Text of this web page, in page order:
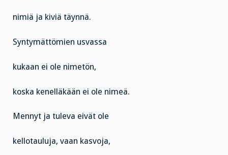
nimiä ja kiviä täynnä.
Syntymättömien usvassa
kukaan ei ole nimetön,
koska kenelläkään ei ole nimeä.
Mennyt ja tuleva eivät ole
kellotauluja, vaan kasvoja,